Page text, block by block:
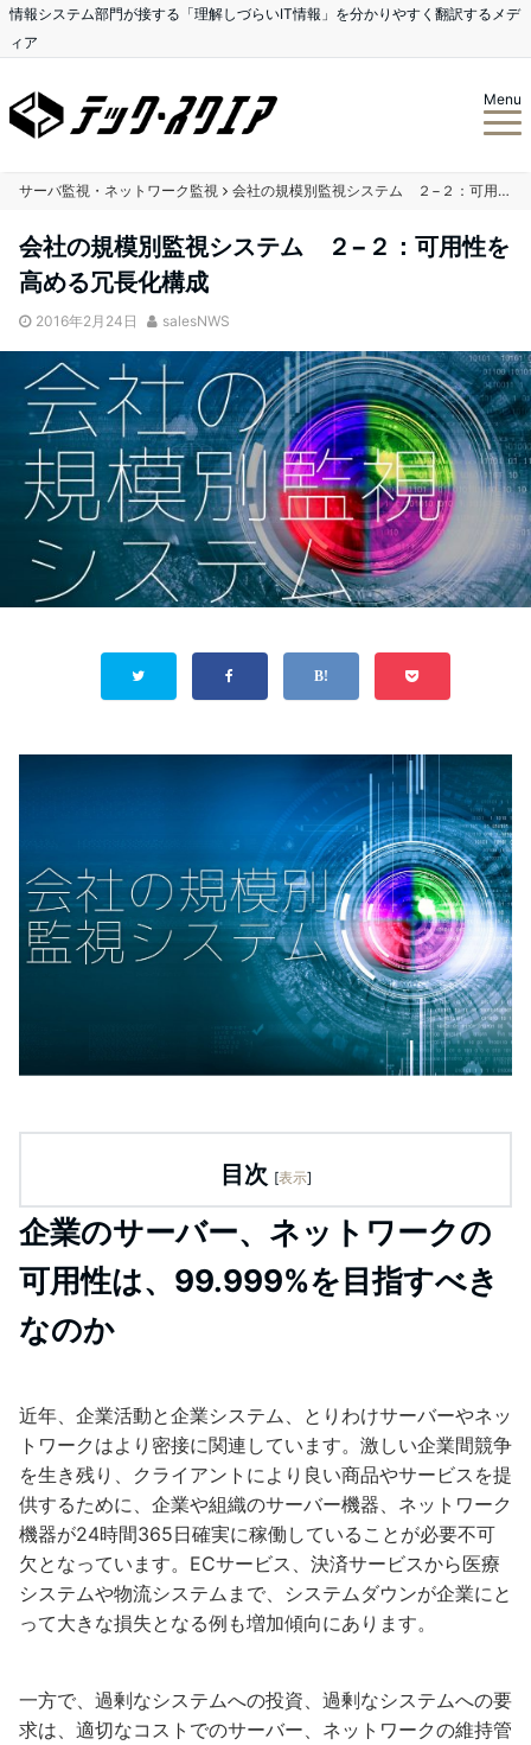
情報システム部門が接する「理解しづらいIT情報」を分かりやすく翻訳するメデ
ィア
Menu
サーバ監視・ネットワーク監視 会社の規模別監視システム ２−２：可用性を高める冗長化構成
会社の規模別監視システム ２−２：可用性を
高める冗長化構成
2016年2月24日 salesNWS
目次 [表示]
企業のサーバー、ネットワークの
可用性は、99.999%を目指すべき
なのか
近年、企業活動と企業システム、とりわけサーバーやネッ
トワークはより密接に関連しています。激しい企業間競争
を生き残り、クライアントにより良い商品やサービスを提
供するために、企業や組織のサーバー機器、ネットワーク
機器が24時間365日確実に稼働していることが必要不可
欠となっています。ECサービス、決済サービスから医療
システムや物流システムまで、システムダウンが企業にと
って大きな損失となる例も増加傾向にあります。
一方で、過剰なシステムへの投資、過剰なシステムへの要
求は、適切なコストでのサーバー、ネットワークの維持管